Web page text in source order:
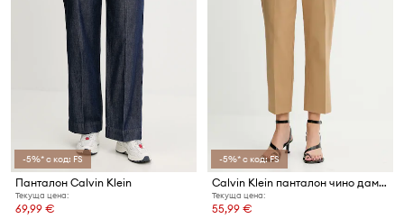
-5%* с код: FS
Панталон Calvin Klein
Текуща цена:
69,99 €
-5%* с код: FS
Calvin Klein панталон чино дамски от памук с еластан
Текуща цена:
55,99 €